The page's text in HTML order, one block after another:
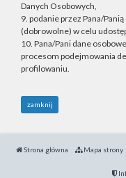
Danych Osobowych,
9. podanie przez Pana/
(dobrowolne) w celu
10. Pana/Pani dane
procesom podejmowania
profilowaniu.
zamknij
Strona główna Mapa strony